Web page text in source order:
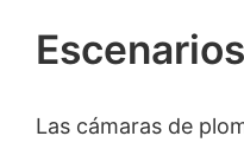
Las cámaras de